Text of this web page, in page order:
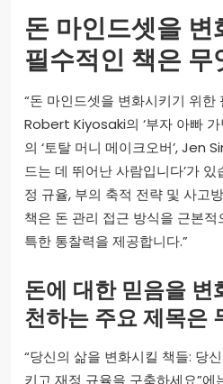
돈 마인드셋을 변
필수적인 책은 무
“돈 마인드셋을 변화시키기 위한
Robert Kiyosaki의 ‘부자 아빠
의 ‘토탈 머니 메이크오버’, Jen
드는 데 뛰어난 사람입니다’가
정 규율, 부의 축적 전략 및 사고
책은 돈 관리 접근 방식을 근본
특한 통찰력을 제공합니다.”
돈에 대한 믿음을 변
천하는 주요 제목은
“당신의 삶을 변화시킬 책들: 당
키고 재정 규율을 구축하세요”에